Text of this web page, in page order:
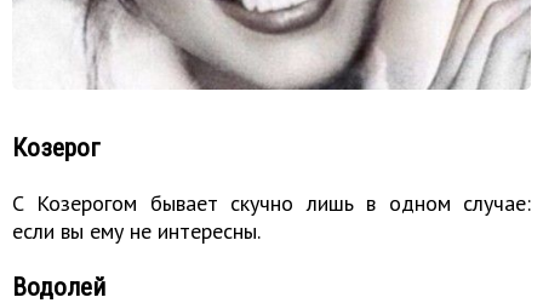
Козерог
С Козерогом бывает скучно лишь в одном случае:
если вы ему не интересны.
Водолей